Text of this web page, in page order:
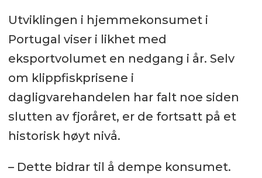
Utviklingen i hjemmekonsumet i
Portugal viser i likhet med
eksportvolumet en nedgang i år. Selv
om klippfiskprisene i
dagligvarehandelen har falt noe siden
slutten av fjoråret, er de fortsatt på et
historisk høyt nivå.
– Dette bidrar til å dempe konsumet.